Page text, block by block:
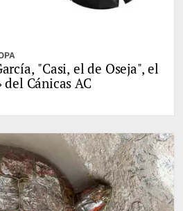
"Casi, el de Oseja", el
Cánicas AC